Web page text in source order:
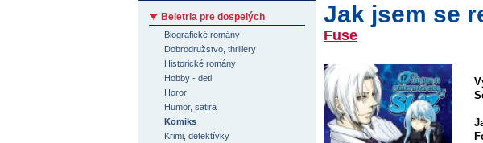
Jak jsem se
Fuse
Beletria pre dospelých
Biografické romány
Dobrodružstvo, thrillery
Historické romány
Hobby - deti
Horor
Humor, satira
Komiks
Krimi, detektívky